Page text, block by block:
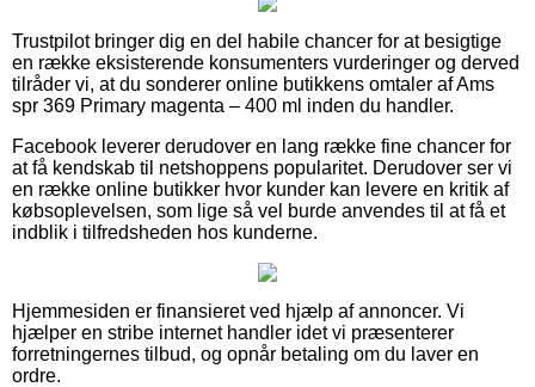
Trustpilot bringer dig en del habile chancer for at besigtige
en række eksisterende konsumenters vurderinger og derved
tilråder vi, at du sonderer online butikkens omtaler af Ams
spr 369 Primary magenta – 400 ml inden du handler.
Facebook leverer derudover en lang række fine chancer for
at få kendskab til netshoppens popularitet. Derudover ser vi
en række online butikker hvor kunder kan levere en kritik af
købsoplevelsen, som lige så vel burde anvendes til at få et
indblik i tilfredsheden hos kunderne.
Hjemmesiden er finansieret ved hjælp af annoncer. Vi
hjælper en stribe internet handler idet vi præsenterer
forretningernes tilbud, og opnår betaling om du laver en
ordre.